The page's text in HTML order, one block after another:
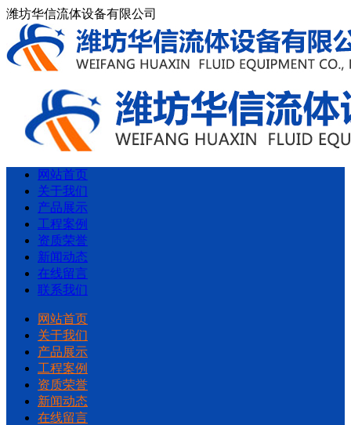
潍坊华信流体设备有限公司
网站首页
关于我们
产品展示
工程案例
资质荣誉
新闻动态
在线留言
联系我们
网站首页
关于我们
产品展示
工程案例
资质荣誉
新闻动态
在线留言